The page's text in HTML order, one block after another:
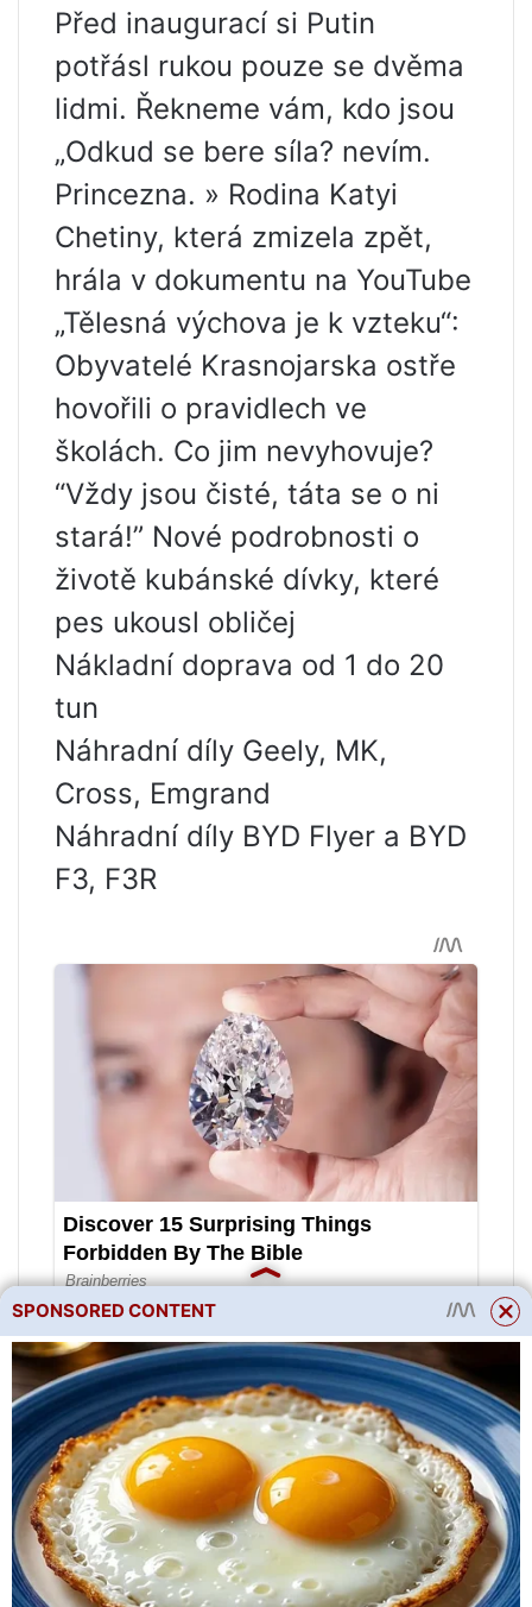
Před inaugurací si Putin
potřásl rukou pouze se dvěma
lidmi. Řekneme vám, kdo jsou
„Odkud se bere síla? nevím.
Princezna. » Rodina Katyi
Chetiny, která zmizela zpět,
hrála v dokumentu na YouTube
„Tělesná výchova je k vzteku“:
Obyvatelé Krasnojarska ostře
hovořili o pravidlech ve
školách. Co jim nevyhovuje?
“Vždy jsou čisté, táta se o ni
stará!” Nové podrobnosti o
životě kubánské dívky, které
pes ukousl obličej
Nákladní doprava od 1 do 20
tun
Náhradní díly Geely, MK,
Cross, Emgrand
Náhradní díly BYD Flyer a BYD
F3, F3R
SPONSORED CONTENT